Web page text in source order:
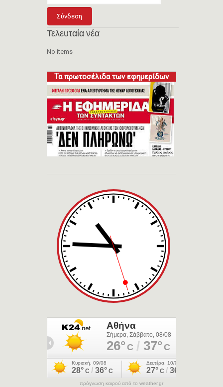
Τελευταία νέα
No items
Τα πρωτοσέλιδα των εφημερίδων
πρόγνωση καιρού από το weather.gr